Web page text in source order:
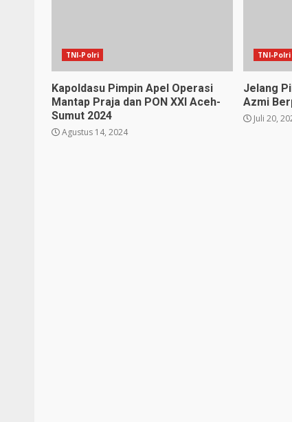
TNI-Polri
Kapoldasu Pimpin Apel Operasi
Mantap Praja dan PON XXl Aceh-
Sumut 2024
Agustus 14, 2024
TNI-Polri
Jelang
Azmi
Juli 20,